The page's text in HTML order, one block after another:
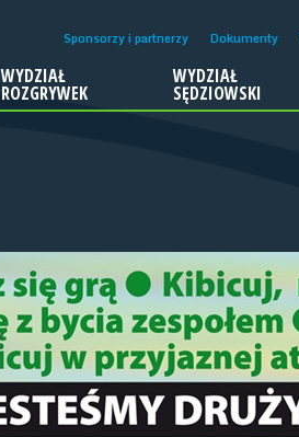
Sponsorzy i partnerzy Dokumenty
WYDZIAŁ
ROZGRYWEK
WYDZIAŁ
SĘDZIOWSKI